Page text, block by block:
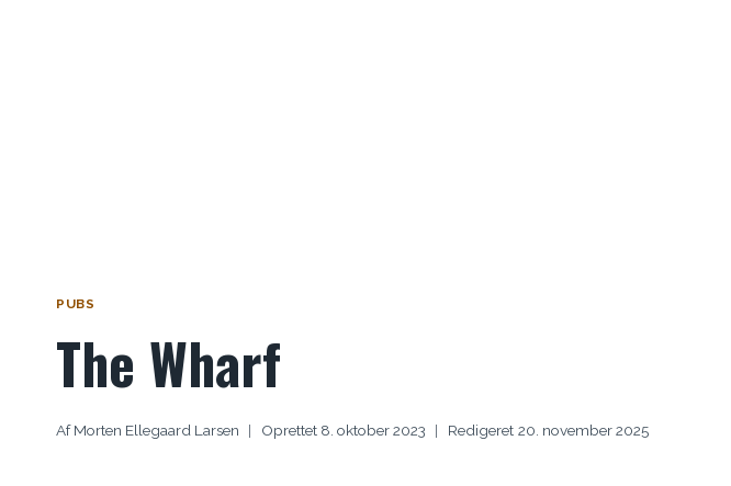
PUBS
The Wharf
Af Morten Ellegaard Larsen Oprettet 8. oktober 2023 Redigeret 20. november 2025